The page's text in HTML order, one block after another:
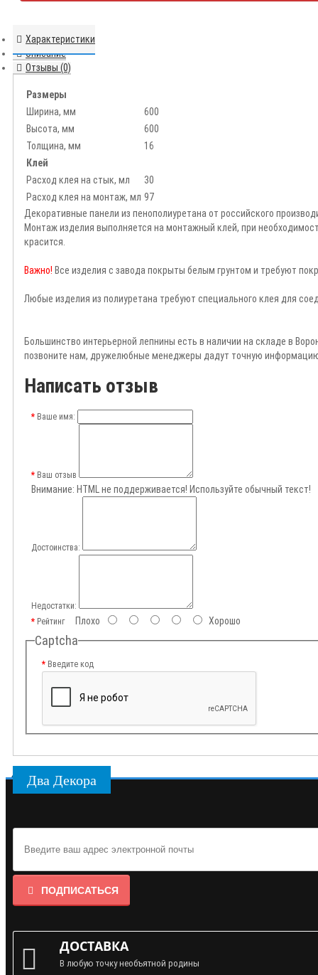
Характеристики
Описание
Отзывы (0)
Размеры
Ширина, мм
600
Высота, мм
600
Толщина, мм
16
Клей
Расход клея на стык, мл
30
Расход клея на монтаж, мл 97
Декоративные панели из пенополиуретана от российского
Монтаж изделия выполняется на монтажный клей, при
красится.
Важно! Все изделия с завода покрыты белым грунтом и требуют
Любые изделия из полиуретана требуют специального клея для
Большинство интерьерной лепнины есть в наличии на складе в
позвоните нам, дружелюбные менеджеры дадут точную
Написать отзыв
Ваше имя:
Ваш отзыв
Внимание: HTML не поддерживается! Используйте обычный текст!
Достоинства:
Недостатки:
РейтингПлохо Хорошо
Captcha
Введите код
Два Декора
ПОДПИСАТЬСЯ
ДОСТАВКА
В любую точку необъятной родины